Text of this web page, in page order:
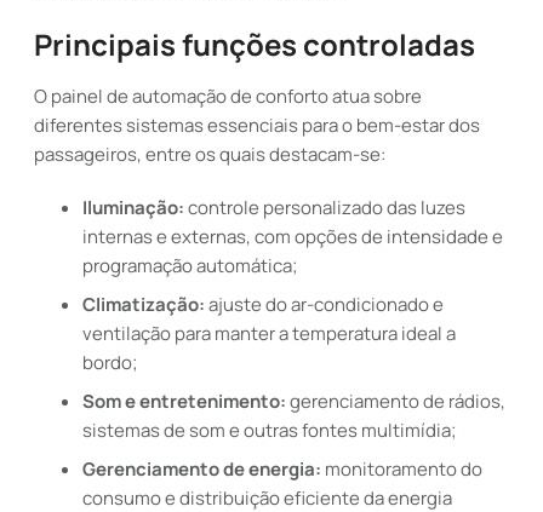
Principais funções controladas
O painel de automação de conforto atua sobre
diferentes sistemas essenciais para o bem-estar dos
passageiros, entre os quais destacam-se:
Iluminação:controle personalizado das luzes
internas e externas, com opções de intensidade e
programação automática;
Climatização:ajuste do ar-condicionado e
ventilação para manter a temperatura ideal a
bordo;
Som e entretenimento:gerenciamento de rádios,
sistemas de som e outras fontes multimídia;
Gerenciamento de energia: monitoramento do
consumo e distribuição eficiente da energia